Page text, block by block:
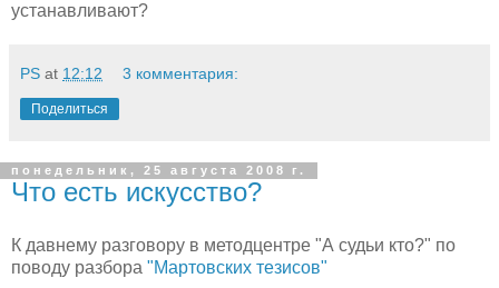
устанавливают?
PS at 12:12 3 комментария:
Поделиться
понедельник, 25 августа 2008 г.
Что есть искусство?
К давнему разговору в методцентре "А судьи кто?" по
поводу разбора "Мартовских тезисов"